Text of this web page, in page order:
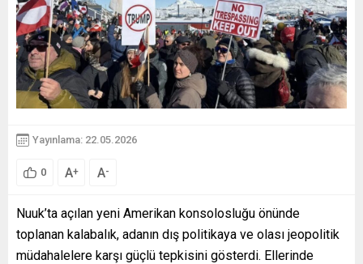
Yayınlama: 22.05.2026
0 A+ A-
Nuuk’ta açılan yeni Amerikan konsolosluğu önünde
toplanan kalabalık, adanın dış politikaya ve olası jeopolitik
müdahalelere karşı güçlü tepkisini gösterdi. Ellerinde